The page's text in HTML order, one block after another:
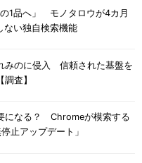
1品へ」 モノタロウが4カ月
ない独自検索機能
みのに侵入 信頼された基盤を
査】
になる？ Chromeが模索する
止アップデート」